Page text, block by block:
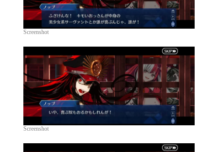
Screenshot
Screenshot